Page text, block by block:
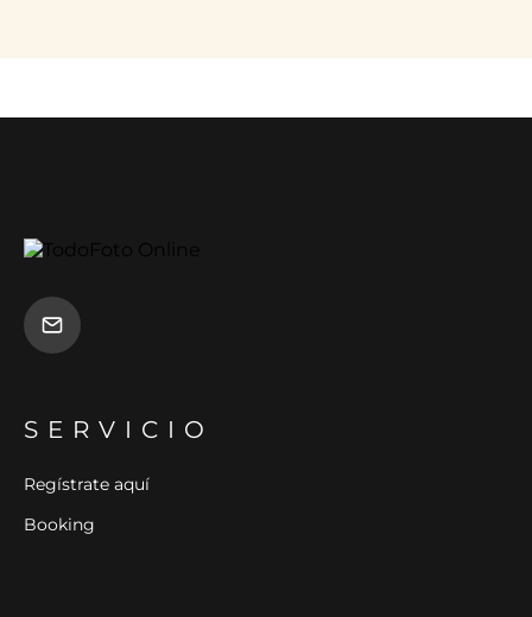
SERVICIO
Regístrate aquí
Booking